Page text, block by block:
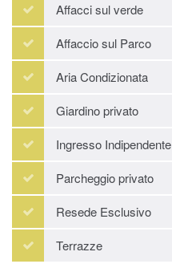
Affacci sul verde
Affaccio sul Parco
Aria Condizionata
Giardino privato
Ingresso Indipendente
Parcheggio privato
Resede Esclusivo
Terrazze